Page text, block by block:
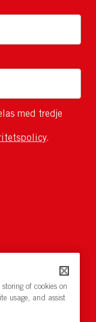
med tredje
.
of cookies on
usage, and assist